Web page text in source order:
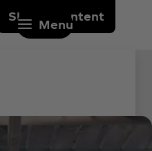
Skip to content
Menu